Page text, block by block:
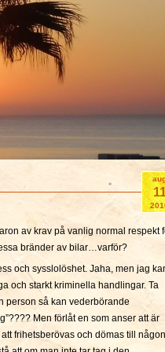
av krav på vanlig normal respekt
bränder av bilar…varför?
och sysslolöshet. Jaha, men jag
och starkt kriminella handlingar. Ta
person så kan vederbörande
Men förlåt en som anser att är
frihetsberövas och dömas till någon